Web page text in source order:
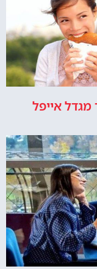
מגדל אייפל